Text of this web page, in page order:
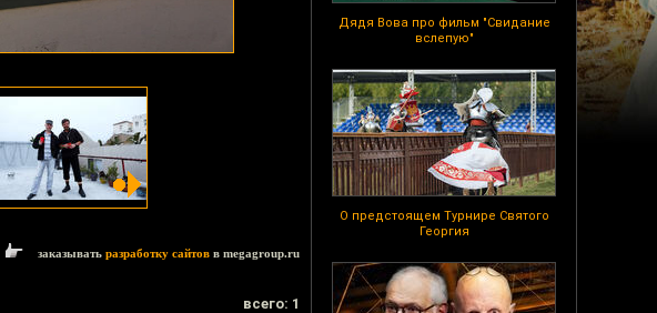
Дядя Вова про фильм "Свидание
вслепую"
О предстоящем Турнире Святого
Георгия
заказывать разработку сайтов в megagroup.ru
всего: 1